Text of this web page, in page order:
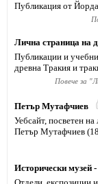
Публикация от
Лична страница на
Публикации и
древна Тракия и
Повече за "
Петър Мутафчиев
Уебсайт, посветен
Петър Мутафчиев
Исторически музей